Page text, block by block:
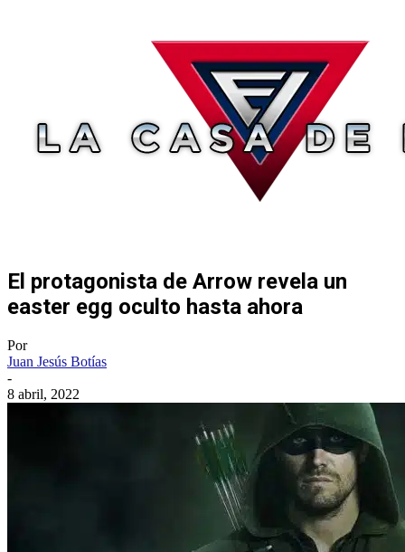
El protagonista de Arrow revela un
easter egg oculto hasta ahora
Por
Juan Jesús Botías
-
8 abril, 2022